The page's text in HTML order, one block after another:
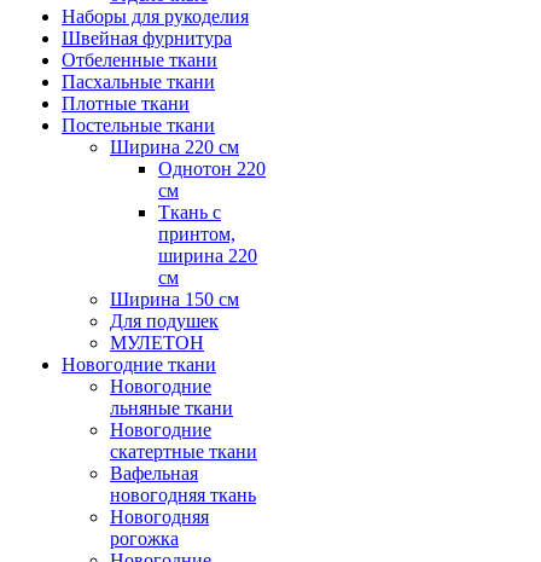
Наборы для рукоделия
Швейная фурнитура
Отбеленные ткани
Пасхальные ткани
Плотные ткани
Постельные ткани
Ширина 220 см
Однотон 220
см
Ткань с
принтом,
ширина 220
см
Ширина 150 см
Для подушек
МУЛЕТОН
Новогодние ткани
Новогодние
льняные ткани
Новогодние
скатертные ткани
Вафельная
новогодняя ткань
Новогодняя
рогожка